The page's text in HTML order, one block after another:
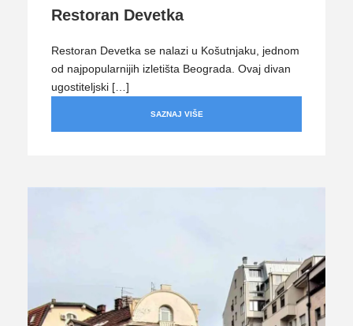
Restoran Devetka
Restoran Devetka se nalazi u Košutnjaku, jednom
od najpopularnijih izletišta Beograda. Ovaj divan
ugostiteljski […]
SAZNAJ VIŠE